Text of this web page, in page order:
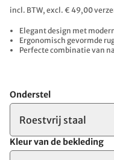
incl. BTW, excl. € 49,00
Elegant design met
Ergonomisch gevormde
Perfecte combinatie van
Onderstel
Roestvrij staal
Kleur van de bekleding